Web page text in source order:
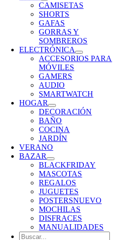
CAMISETAS
SHORTS
GAFAS
GORRAS Y
SOMBREROS
ELECTRÓNICA
ACCESORIOS PARA
MÓVILES
GAMERS
AUDIO
SMARTWATCH
HOGAR
DECORACIÓN
BAÑO
COCINA
JARDÍN
VERANO
BAZAR
BLACKFRIDAY
MASCOTAS
REGALOS
JUGUETES
POSTERSNUEVO
MOCHILAS
DISFRACES
MANUALIDADES
Buscar: